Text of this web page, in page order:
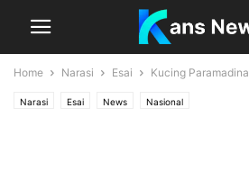
Home Narasi Esai Kucing Paramadina
Narasi Esai News Nasional